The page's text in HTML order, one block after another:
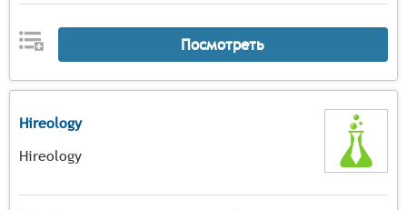
Посмотреть
Hireology
Hireology